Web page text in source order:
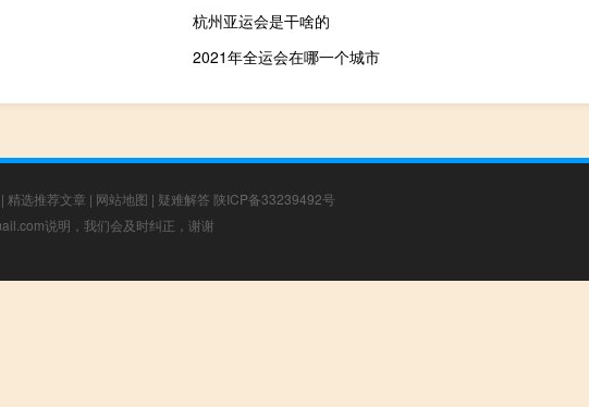
杭州亚运会是干啥的
2021年全运会在哪一个城市
| 精选推荐文章 | 网站地图 | 疑难解答 陕ICP备33239492号
说明，我们会及时纠正，谢谢